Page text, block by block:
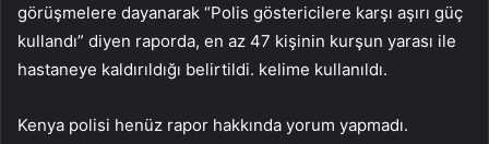
görüşmelere dayanarak “Polis göstericilere karşı aşırı güç
kullandı” diyen raporda, en az 47 kişinin kurşun yarası ile
hastaneye kaldırıldığı belirtildi. kelime kullanıldı.
Kenya polisi henüz rapor hakkında yorum yapmadı.